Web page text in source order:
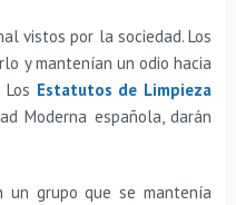
vistos por la sociedad. Los
y mantenían un odio hacia
Estatutos de Limpieza
Moderna española, darán
un grupo que se mantenía